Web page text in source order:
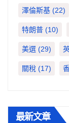
澤倫斯基 (22)
特朗普 (10)
美選 (29)
關稅 (17)
最新文章